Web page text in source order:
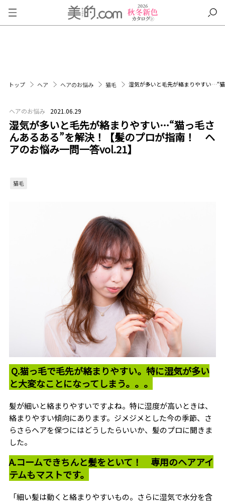
トップ ヘア ヘアのお悩み 猫毛 湿気が多いと毛先が絡まりやすい…“
ヘアのお悩み 2021.06.29
湿気が多いと毛先が絡まりやすい…“猫っ毛さ
んあるある”を解決！【髪のプロが指南！ ヘ
アのお悩み一問一答vol.21】
猫毛
Q.猫っ毛で毛先が絡まりやすい。特に湿気が多い
と大変なことになってしまう。。。
髪が細いと絡まりやすいですよね。特に湿度が高いときは、
絡まりやすい傾向にあります。ジメジメとした今の季節、さ
らさらヘアを保つにはどうしたらいいか、髪のプロに聞きま
した。
A.コームできちんと髪をといて！ 専用のヘアアイ
テムもマストです。
「細い髪は動くと絡まりやすいもの。さらに湿気で水分を含